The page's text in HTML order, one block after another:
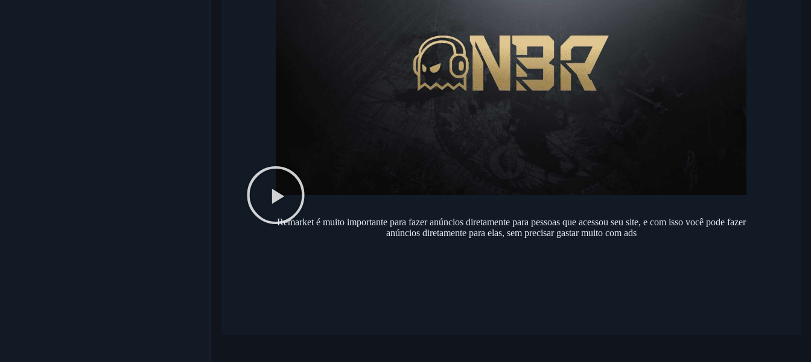
Remarket é muito importante para fazer anúncios diretamente para pessoas que acessou seu site, e com isso você pode fazer
anúncios diretamente para elas, sem precisar gastar muito com ads